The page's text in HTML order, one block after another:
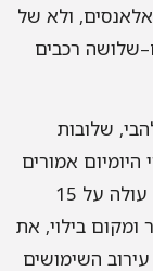
ולא של
רכבים
שלובות
היומיום אמורים
להיעשות ברגל או באופניים ובמרחק שלא עולה על 15
בילוי, את
השימושים